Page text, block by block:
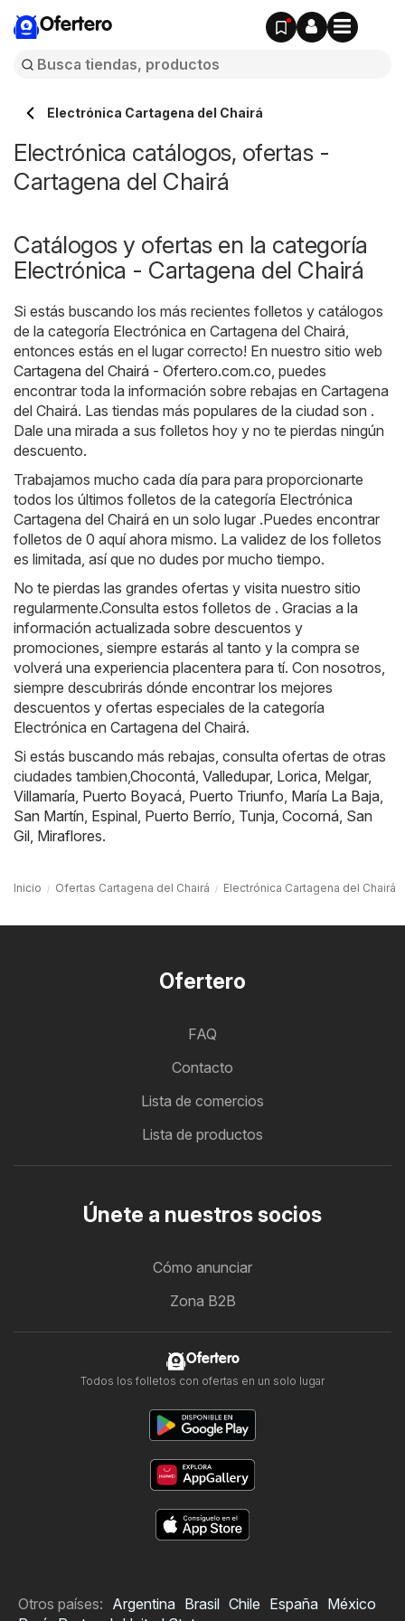
Ofertero
Electrónica Cartagena del Chairá
Electrónica catálogos, ofertas -
Cartagena del Chairá
Catálogos y ofertas en la categoría
Electrónica - Cartagena del Chairá
Si estás buscando los más recientes folletos y catálogos
de la categoría Electrónica en Cartagena del Chairá,
entonces estás en el lugar correcto! En nuestro sitio web
Cartagena del Chairá - Ofertero.com.co, puedes
encontrar toda la información sobre rebajas en Cartagena
del Chairá. Las tiendas más populares de la ciudad son .
Dale una mirada a sus folletos hoy y no te pierdas ningún
descuento.
Trabajamos mucho cada día para para proporcionarte
todos los últimos folletos de la categoría Electrónica
Cartagena del Chairá en un solo lugar .Puedes encontrar
folletos de 0 aquí ahora mismo. La validez de los folletos
es limitada, así que no dudes por mucho tiempo.
No te pierdas las grandes ofertas y visita nuestro sitio
regularmente.Consulta estos folletos de . Gracias a la
información actualizada sobre descuentos y
promociones, siempre estarás al tanto y la compra se
volverá una experiencia placentera para tí. Con nosotros,
siempre descubrirás dónde encontrar los mejores
descuentos y ofertas especiales de la categoría
Electrónica en Cartagena del Chairá.
Si estás buscando más rebajas, consulta ofertas de otras
ciudades tambien,Chocontá, Valledupar, Lorica, Melgar,
Villamaría, Puerto Boyacá, Puerto Triunfo, María La Baja,
San Martín, Espinal, Puerto Berrío, Tunja, Cocorná, San
Gil, Miraflores.
Inicio Ofertas Cartagena del Chairá Electrónica Cartagena del Chairá
Ofertero
FAQ
Contacto
Lista de comercios
Lista de productos
Únete a nuestros socios
Cómo anunciar
Zona B2B
Ofertero
Todos los folletos con ofertas en un solo lugar
Otros países: Argentina Brasil Chile España México